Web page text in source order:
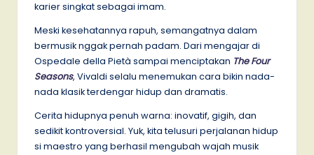
karier singkat sebagai imam.
Meski kesehatannya rapuh, semangatnya dalam
bermusik nggak pernah padam. Dari mengajar di
Ospedale della Pietà sampai menciptakan The Four
Seasons, Vivaldi selalu menemukan cara bikin nada-
nada klasik terdengar hidup dan dramatis.
Cerita hidupnya penuh warna: inovatif, gigih, dan
sedikit kontroversial. Yuk, kita telusuri perjalanan hidup
si maestro yang berhasil mengubah wajah musik